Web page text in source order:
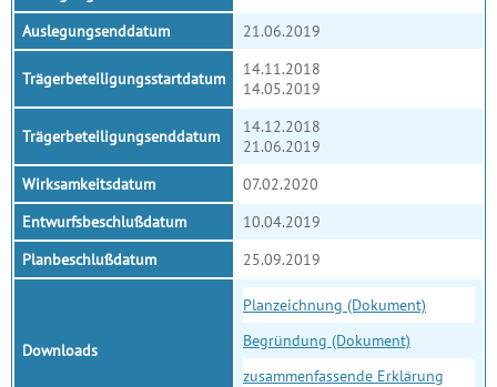
Auslegungsenddatum
21.06.2019
Trägerbeteiligungsstartdatum
14.11.2018
14.05.2019
Trägerbeteiligungsenddatum
14.12.2018
21.06.2019
Wirksamkeitsdatum
07.02.2020
Entwurfsbeschlußdatum
10.04.2019
Planbeschlußdatum
25.09.2019
Downloads
Planzeichnung (Dokument)
Begründung (Dokument)
zusammenfassende Erklärung